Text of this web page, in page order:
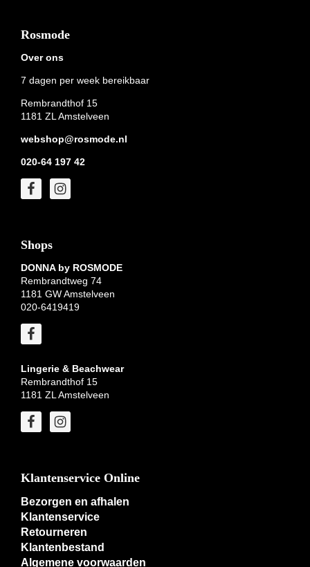
Footer
Rosmode
Over ons
7 dagen per week bereikbaar
Rembrandthof 15
1181 ZL Amstelveen
webshop@rosmode.nl
020-64 197 42
Shops
DONNA by ROSMODE
Rembrandtweg 74
1181 GW Amstelveen
020-6419419
Lingerie & Beachwear
Rembrandthof 15
1181 ZL Amstelveen
Klantenservice Online
Bezorgen en afhalen
Klantenservice
Retourneren
Klantenbestand
Algemene voorwaarden